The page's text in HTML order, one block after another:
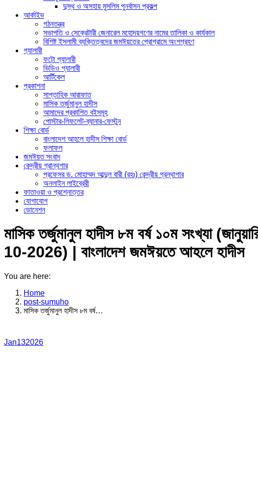
দুস্থ ও অসহায় মুসলিম পুনর্বাসন প্রকল্প
আর্কাইভ
গঠনতন্ত্র
সভাপতি ও সেক্রেটারী জেনারেল মহোদয়গণের নামের তালিকা ও কার্যকাল
বিশিষ্ট ইসলামী ব্যক্তিত্বদের জমঈয়তের প্রোগ্রামে অংশগ্রহণ
গ্যালারী
ফটো গ্যালারী
ভিডিও গ্যালারী
আর্টিকেল
প্রকাশনা
সাপ্তাহিক আরাফাত
মাসিক তর্জুমানুল হাদীস
আমাদের প্রকাশিত বইসমূহ
পোস্টার-লিফলেট-ব্যানার-ফেস্টুন
শিক্ষা বোর্ড
বাংলাদেশ আহলে হাদীস শিক্ষা বোর্ড
ফলাফল
জমঈয়ত সংবাদ
কেন্দ্রীয় গ্রান্থগার
প্রফেসর ড. মোহাম্মদ আব্দুল বারী (রহঃ) কেন্দ্রীয় গ্রন্থাগার
অনলাইন লাইব্রেরী
ফাতাওয়া ও প্রশ্নোত্তর
যোগাযোগ
ডোনেশন
মাসিক তর্জুমানুল হাদীস ৮ম বর্ষ ১০ম
10-2026) | বাংলাদেশ জমঈয়তে আহলে হাদীস
You are here:
Home
post-sumuho
মাসিক তর্জুমানুল হাদীস ৮ম বর্ষ…
Jan132026